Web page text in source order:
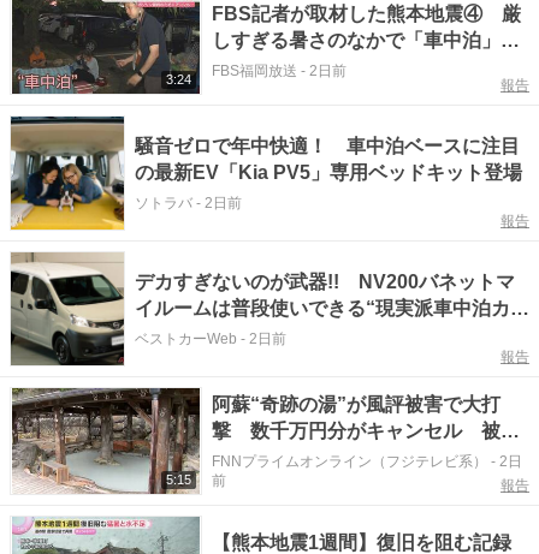
3:24
FBS記者が取材した熊本地震④ 厳
しすぎる暑さのなかで「車中泊」
医師は
FBS福岡放送 - 2日前
報告
騒音ゼロで年中快適！ 車中泊ベースに注目
の最新EV「Kia PV5」専用ベッドキット登場
ソトラバ - 2日前
報告
デカすぎないのが武器!! NV200バネットマ
イルームは普段使いできる“現実派車中泊カ
ー”だ!!
ベストカーWeb - 2日前
報告
5:15
阿蘇“奇跡の湯”が風評被害で大打
撃 数千万円分がキャンセル 被災
地では火事場泥棒に不安 有刺鉄線
で自衛や車中泊で見守りも
FNNプライムオンライン（フジテレビ系） - 2日
前
報告
【熊本地震1週間】復旧を阻む記録